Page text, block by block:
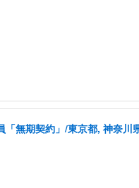
無期契約」/東京都, 神奈